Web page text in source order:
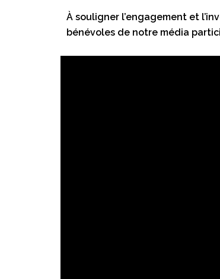
À souligner l’engagement et
bénévoles de notre média